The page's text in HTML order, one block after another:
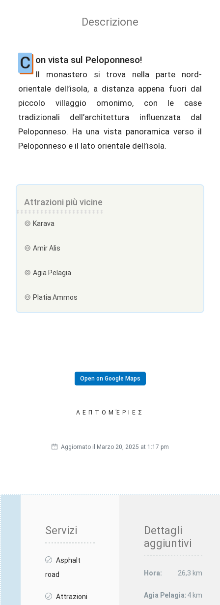
Descrizione
C on vista sul Peloponneso!
Il monastero si trova nella parte nord-
orientale dell’isola, a distanza appena fuori dal
piccolo villaggio omonimo, con le case
tradizionali dell’architettura influenzata dal
Peloponneso. Ha una vista panoramica verso il
Peloponneso e il lato orientale dell’isola.
Attrazioni più vicine
Karava
Amir Alis
Agia Pelagia
Platia Ammos
Open on Google Maps
ΛΕΠΤΟΜΈΡΙΕΣ
Aggiornato il Marzo 20, 2025 at 1:17 pm
Servizi
Asphalt
road
Attrazioni
Dettagli
aggiuntivi
Hora: 26,3 km
Agia Pelagia:4 km